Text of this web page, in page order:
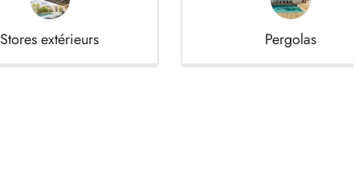
Stores extérieurs Pergolas